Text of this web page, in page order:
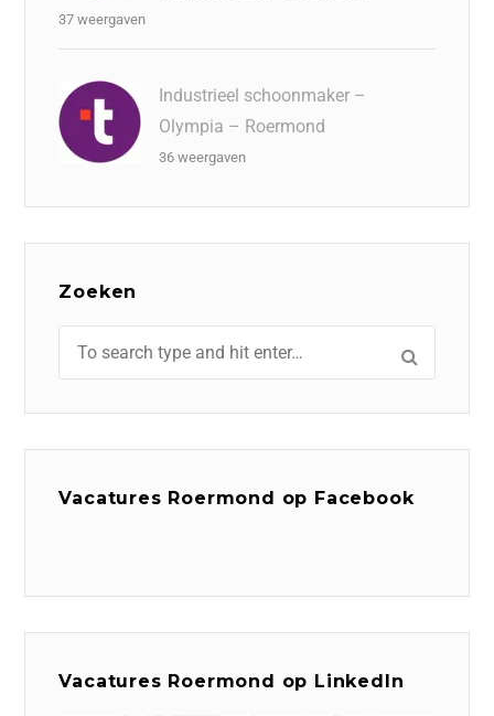
37 weergaven
Industrieel schoonmaker –
Olympia – Roermond
36 weergaven
Zoeken
Vacatures Roermond op Facebook
Vacatures Roermond op LinkedIn